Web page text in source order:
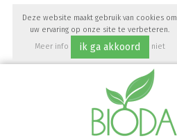
de
Deze website maakt gebruik van cookies om
uw ervaring op onze site te verbeteren.
Meer info
ik ga akkoord
niet
accepteren